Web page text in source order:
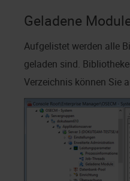
Geladene
Aufgelistet werden alle
geladen sind.
Verzeichnis können Sie